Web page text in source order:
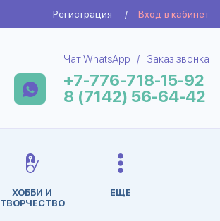
Регистрация / Вход в кабинет
Чат WhatsApp / Заказ звонка
+7-776-718-15-92
8 (7142) 56-64-42
ХОББИ И
ТВОРЧЕСТВО
ЕЩЕ